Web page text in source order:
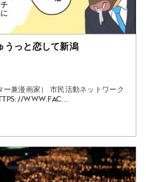
うっと恋して新潟
兼漫画家） 市民活動ネットワーク
www.fac...